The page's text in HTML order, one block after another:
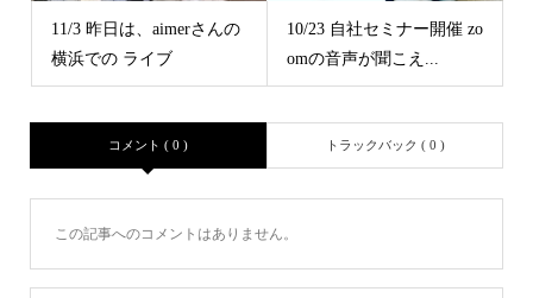
11/3 昨日は、aimerさんの
横浜での ライブ
10/23 自社セミナー開催 zo
omの音声が聞こえ...
コメント ( 0 ) トラックバック ( 0 )
この記事へのコメントはありません。